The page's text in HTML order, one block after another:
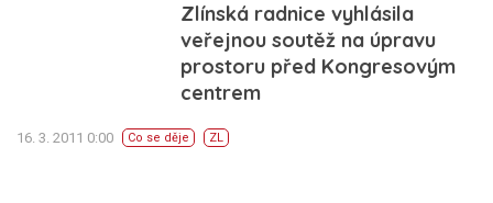
Zlínská radnice vyhlásila
veřejnou soutěž na úpravu
prostoru před Kongresovým
centrem
16. 3. 2011 0:00 Co se děje ZL